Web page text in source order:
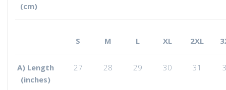
(cm)
S M L XL 2XL
A) Length
(inches)
27 28 29 30 31